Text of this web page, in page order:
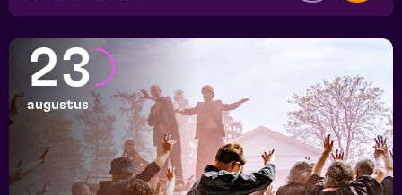
23
augustus